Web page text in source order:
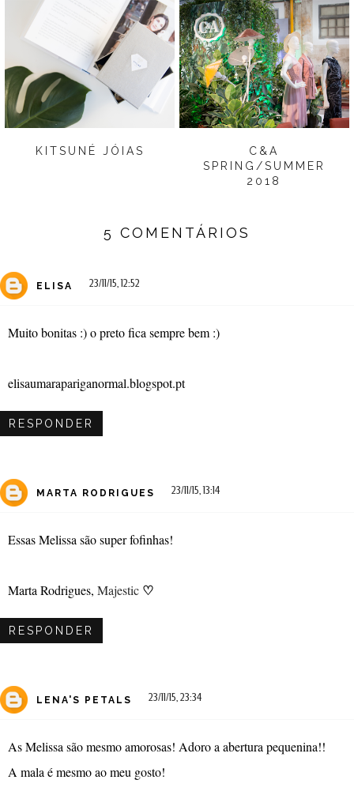
KITSUNÉ JÓIAS
C&A
SPRING/SUMMER
2018
5 COMENTÁRIOS
ELISA 23/11/15, 12:52
Muito bonitas :) o preto fica sempre bem :)
elisaumarapariganormal.blogspot.pt
RESPONDER
MARTA RODRIGUES 23/11/15, 13:14
Essas Melissa são super fofinhas!
Marta Rodrigues, Majestic ♡
RESPONDER
LENA'S PETALS 23/11/15, 23:34
As Melissa são mesmo amorosas! Adoro a abertura pequenina!!
A mala é mesmo ao meu gosto!